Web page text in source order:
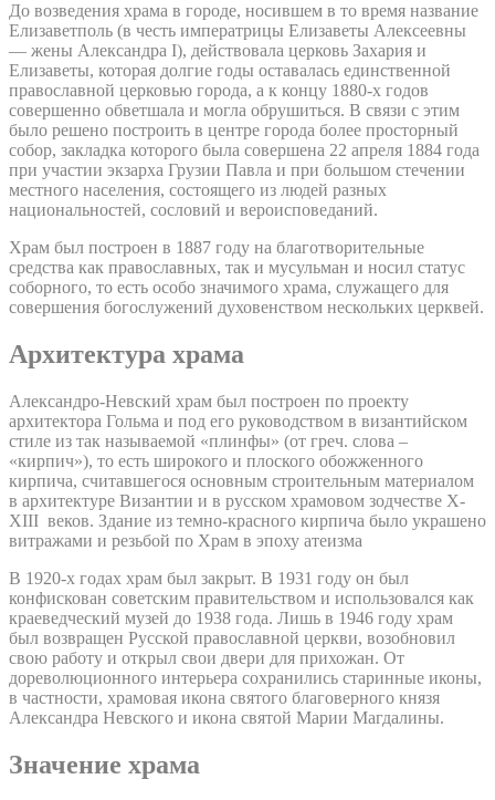
До возведения храма в городе, носившем в то время название
Елизаветполь (в честь императрицы Елизаветы Алексеевны
— жены Александра I), действовала церковь Захария и
Елизаветы, которая долгие годы оставалась единственной
православной церковью города, а к концу 1880-х годов
совершенно обветшала и могла обрушиться. В связи с этим
было решено построить в центре города более просторный
собор, закладка которого была совершена 22 апреля 1884 года
при участии экзарха Грузии Павла и при большом стечении
местного населения, состоящего из людей разных
национальностей, сословий и вероисповеданий.
Храм был построен в 1887 году на благотворительные
средства как православных, так и мусульман и носил статус
соборного, то есть особо значимого храма, служащего для
совершения богослужений духовенством нескольких церквей.
Архитектура храма
Александро-Невский храм был построен по проекту
архитектора Гольма и под его руководством в византийском
стиле из так называемой «плинфы» (от греч. слова –
«кирпич»), то есть широкого и плоского обожженного
кирпича, считавшегося основным строительным материалом
в архитектуре Византии и в русском храмовом зодчестве X-
XIII веков. Здание из темно-красного кирпича было украшено
витражами и резьбой по Храм в эпоху атеизма
В 1920-х годах храм был закрыт. В 1931 году он был
конфискован советским правительством и использовался как
краеведческий музей до 1938 года. Лишь в 1946 году храм
был возвращен Русской православной церкви, возобновил
свою работу и открыл свои двери для прихожан. От
дореволюционного интерьера сохранились старинные иконы,
в частности, храмовая икона святого благоверного князя
Александра Невского и икона святой Марии Магдалины.
Значение храма